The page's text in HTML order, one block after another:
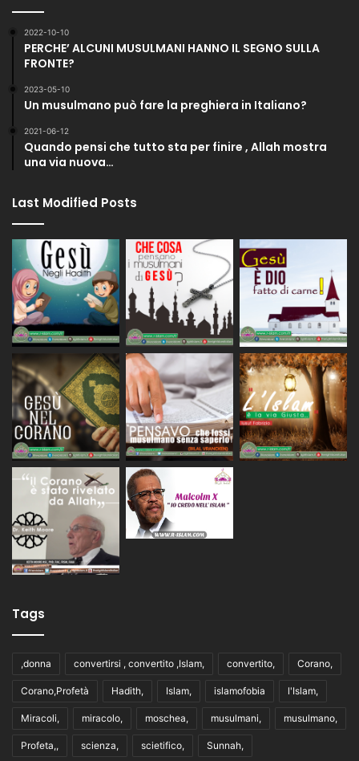
2022-10-10
PERCHE’ ALCUNI MUSULMANI HANNO IL SEGNO SULLA
FRONTE?
2023-05-10
Un musulmano può fare la preghiera in Italiano?
2021-06-12
Quando pensi che tutto sta per finire , Allah mostra
una via nuova…
Last Modified Posts
Tags
,donna convertirsi , convertito ,Islam, convertito, Corano,
Corano,Profetà Hadith, Islam, islamofobia l'Islam,
Miracoli, miracolo, moschea, musulmani, musulmano,
Profeta,, scienza, scietifico, Sunnah,